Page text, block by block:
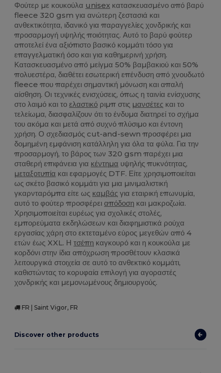
Φούτερ με κουκούλα unisex κατασκευασμένο από βαρύ
fleece 320 gsm για ανώτερη ζεστασιά και
ανθεκτικότητα, ιδανικό για παραγγελίες χονδρικής και
προσαρμογή υψηλής ποιότητας. Αυτό το βαρύ φούτερ
αποτελεί ένα αξιόπιστο βασικό κομμάτι τόσο για
επαγγελματική όσο και για καθημερινή χρήση.
Κατασκευασμένο από μείγμα 50% βαμβακιού και 50%
πολυεστέρα, διαθέτει εσωτερική επένδυση από χνουδωτό
fleece που παρέχει σημαντική μόνωση και απαλή
αίσθηση. Οι τεχνικές ενισχύσεις, όπως η ταινία ενίσχυσης
στο λαιμό και τοελαστικό ριμπ στις μανσέτες και το
τελείωμα, διασφαλίζουν ότι το ένδυμα διατηρεί το σχήμα
του ακόμα και μετά από συχνό πλύσιμο και έντονη
χρήση. Ο σχεδιασμός cut-and-sewn προσφέρει μια
δομημένη εμφάνιση κατάλληλη για όλα τα φύλα. Για την
προσαρμογή, το βάρος των 320 gsm παρέχει μια
σταθερή επιφάνεια για κέντημα υψηλής πυκνότητας,
μεταξοτυπία και εφαρμογές DTF. Είτε χρησιμοποιείται
ως σκέτο βασικό κομμάτι για μια μινιμαλιστική
γκαρνταρόμπα είτε ως καμβάς για εταιρική επωνυμία,
αυτό το φούτερ προσφέρειαπόδοση και μακροζωία.
Χρησιμοποιείται ευρέως για σχολικές στολές,
εμπορεύματα εκδηλώσεων και διαφημιστικά ρούχα
εργασίας χάρη στο εκτεταμένο εύρος μεγεθών από 4
ετών έως XXL. Ητσέπη καγκουρό και η κουκούλα με
κορδόνι στην ίδια απόχρωση προσθέτουν κλασικά
λειτουργικά στοιχεία σε αυτό το ανθεκτικό κομμάτι,
καθιστώντας το κορυφαία επιλογή για αγοραστές
χονδρικής και μεμονωμένους δημιουργούς.
FR | Saint Vigor, FR
Discover other products